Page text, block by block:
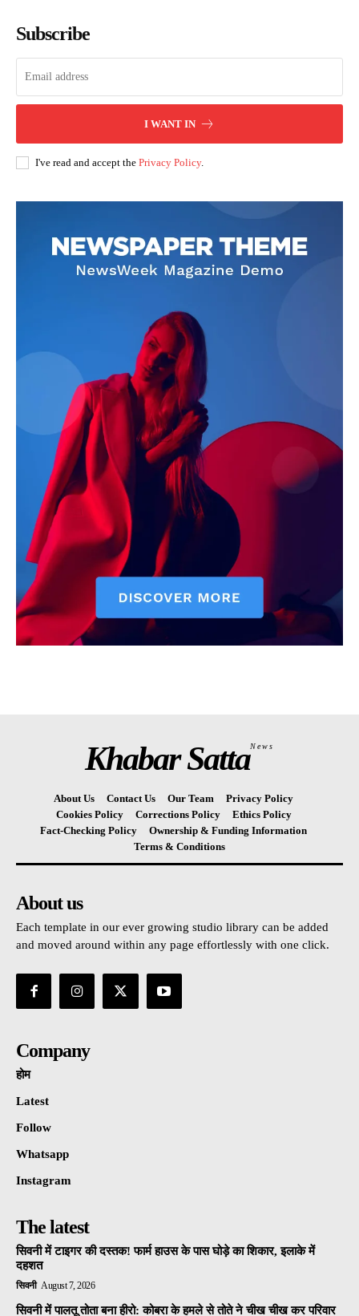
Subscribe
I WANT IN
I've read and accept the Privacy Policy.
Khabar SattaNews
About Us Contact Us Our Team
Privacy Policy
Cookies Policy
Corrections Policy
Ethics Policy
Fact-Checking Policy
Ownership & Funding Information
Terms & Conditions
About us
Each template in our ever growing studio library can be added
and moved around within any page effortlessly with one click.
Company
होम
Latest
Follow
Whatsapp
Instagram
The latest
सिवनी में टाइगर की दस्तक! फार्म हाउस के पास घोड़े का शिकार, इलाके में
दहशत
सिवनी August 7, 2026
सिवनी में पालतू तोता बना हीरो: कोबरा के हमले से तोते ने चीख चीख कर परिवार